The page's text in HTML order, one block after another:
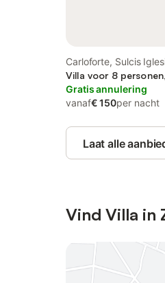
Carloforte, Sulcis
Villa voor 8
Gratis annulering
vanaf€ 150per nacht
Laat alle
Vind Villa in